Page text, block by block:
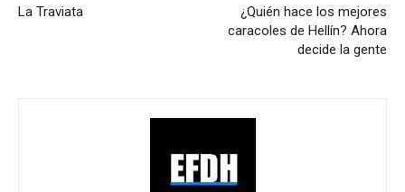
La Traviata
¿Quién hace los mejores
caracoles de Hellín? Ahora
decide la gente